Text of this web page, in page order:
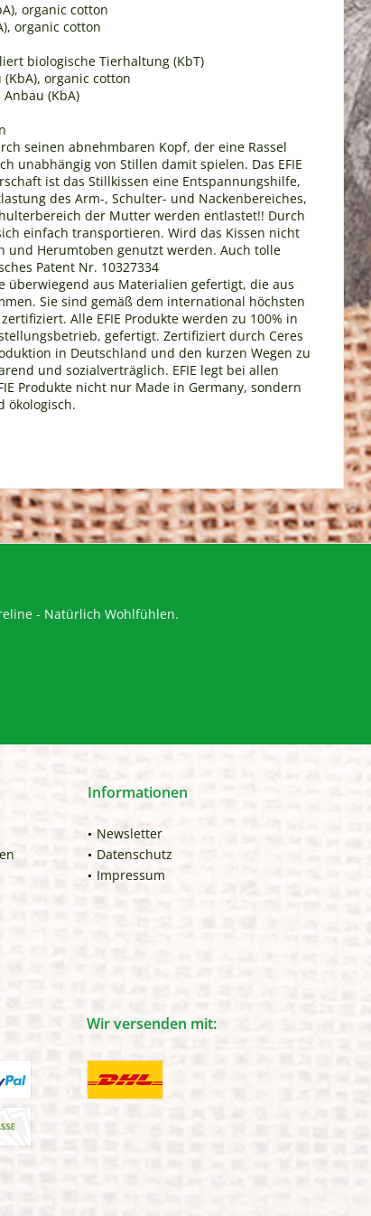
organic cotton
organic cotton
biologische Tierhaltung (KbT)
organic cotton
(KbA)
seinen abnehmbaren Kopf, der eine Rassel
unabhängig von Stillen damit spielen. Das EFIE
ist das Stillkissen eine Entspannungshilfe,
des Arm-, Schulter- und Nackenbereiches,
der Mutter werden entlastet!! Durch
einfach transportieren. Wird das Kissen nicht
und Herumtoben genutzt werden. Auch tolle
Patent Nr. 10327334
überwiegend aus Materialien gefertigt, die aus
Sie sind gemäß dem international höchsten
Alle EFIE Produkte werden zu 100% in
gefertigt. Zertifiziert durch Ceres
in Deutschland und den kurzen Wegen zu
und sozialverträglich. EFIE legt bei allen
Produkte nicht nur Made in Germany, sondern
ökologisch.
- Natürlich Wohlfühlen.
Informationen
Newsletter
Datenschutz
Impressum
Wir versenden mit: